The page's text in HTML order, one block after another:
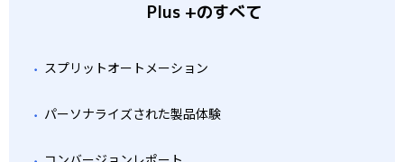
Plus +のすべて
スプリットオートメーション
パーソナライズされた製品体験